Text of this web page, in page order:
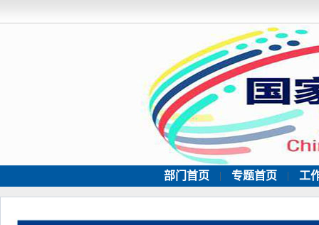
部门首页 | 专题首页 | 工